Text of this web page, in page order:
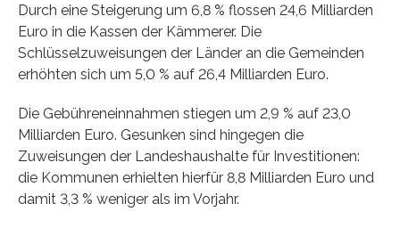
Durch eine Steigerung um 6,8 % flossen 24,6 Milliarden
Euro in die Kassen der Kämmerer. Die
Schlüsselzuweisungen der Länder an die Gemeinden
erhöhten sich um 5,0 % auf 26,4 Milliarden Euro.
Die Gebühreneinnahmen stiegen um 2,9 % auf 23,0
Milliarden Euro. Gesunken sind hingegen die
Zuweisungen der Landeshaushalte für Investitionen:
die Kommunen erhielten hierfür 8,8 Milliarden Euro und
damit 3,3 % weniger als im Vorjahr.